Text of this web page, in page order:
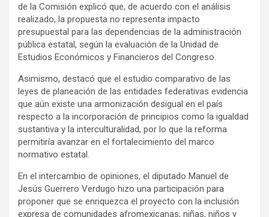
de la Comisión explicó que, de acuerdo con el análisis
realizado, la propuesta no representa impacto
presupuestal para las dependencias de la administración
pública estatal, según la evaluación de la Unidad de
Estudios Económicos y Financieros del Congreso.
Asimismo, destacó que el estudio comparativo de las
leyes de planeación de las entidades federativas evidencia
que aún existe una armonización desigual en el país
respecto a la incorporación de principios como la igualdad
sustantiva y la interculturalidad, por lo que la reforma
permitiría avanzar en el fortalecimiento del marco
normativo estatal.
En el intercambio de opiniones, el diputado Manuel de
Jesús Guerrero Verdugo hizo una participación para
proponer que se enriquezca el proyecto con la inclusión
expresa de comunidades afromexicanas, niñas, niños y